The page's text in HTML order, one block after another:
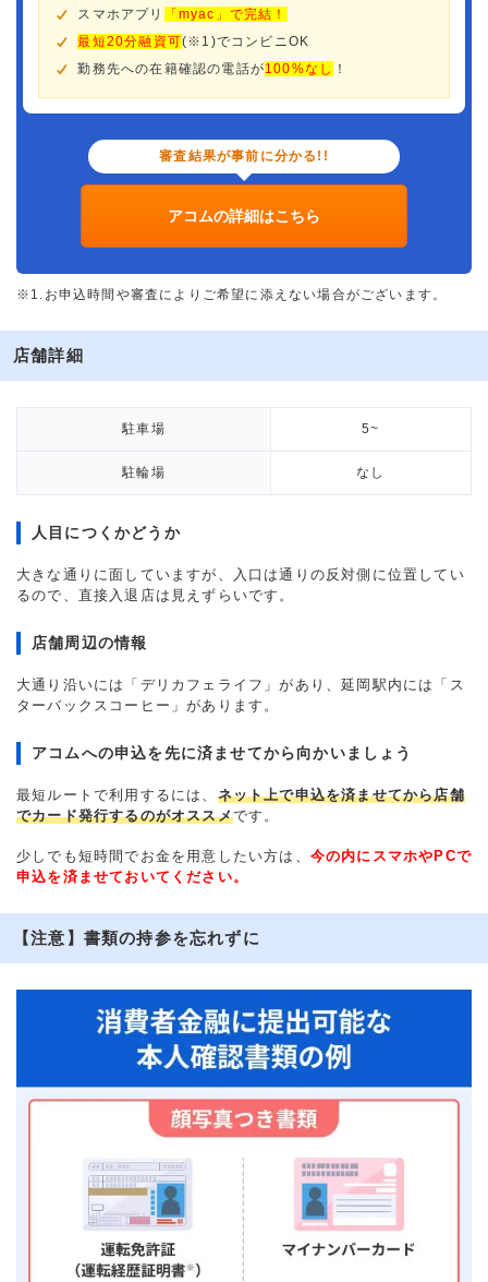
スマホアプリ
「myac」で完結！
最短20分融資可(※1)でコンビニOK
勤務先への在籍確認の電話が100%なし ！
審査結果が事前に分かる!!
アコムの詳細はこちら
※1.お申込時間や審査によりご希望に添えない場合がございます。
店舗詳細
駐車場 5~
駐輪場 なし
人目につくかどうか
大きな通りに面していますが、入口は通りの反対側に位置してい
るので、直接入退店は見えずらいです。
店舗周辺の情報
大通り沿いには「デリカフェライフ」があり、延岡駅内には「ス
ターバックスコーヒー」があります。
アコムへの申込を先に済ませてから向かいましょう
最短ルートで利用するには、 ネット上で申込を済ませてから店舗
でカード発行するのがオススメです。
少しでも短時間でお金を用意したい方は、 今の内にスマホやPCで
申込を済ませておいてください。
【注意】書類の持参を忘れずに